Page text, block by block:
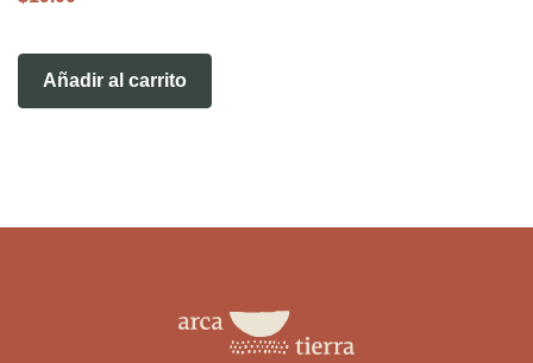
Añadir al carrito